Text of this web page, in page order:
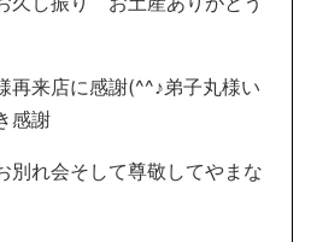
再来店に感謝(^^♪弟子丸様い
感謝
別れ会そして尊敬してやまな